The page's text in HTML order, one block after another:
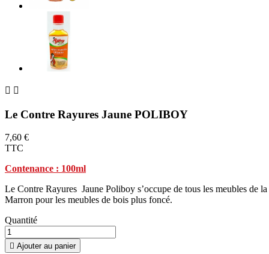
 
Le Contre Rayures Jaune POLIBOY
7,60 €
TTC
Contenance : 100ml
Le Contre Rayures Jaune Poliboy s’occupe de tous les meubles de
Marron pour les meubles de bois plus foncé.
Quantité
 Ajouter au panier